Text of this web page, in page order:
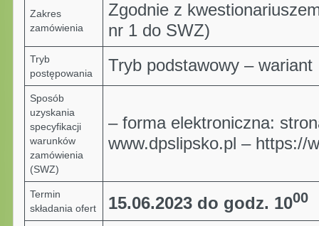
Zakres
zamówienia
Zgodnie z
nr 1 do SWZ)
Tryb
postępowania
Tryb podstawowy –
Sposób
uzyskania
specyfikacji
warunków
zamówienia
(SWZ)
– forma elektroniczna:
www.dpslipsko.pl – https://
Termin
składania ofert
15.06.2023 do godz. 1000